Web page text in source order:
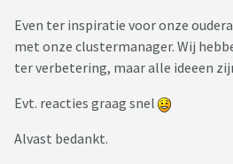
Even ter inspiratie voor onze
met onze clustermanager. Wij
ter verbetering, maar alle ideeen
Evt. reacties graag snel
Alvast bedankt.